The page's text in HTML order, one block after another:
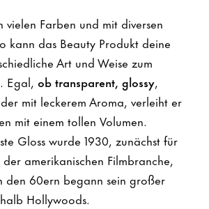
vielen Farben und mit diversen
kann das Beauty Produkt deine
Art und Weise zum
Egal, ob transparent, glossy,
mit leckerem Aroma, verleiht er
mit einem tollen Volumen.
Gloss wurde 1930, zunächst für
amerikanischen Filmbranche,
den 60ern begann sein großer
Hollywoods.